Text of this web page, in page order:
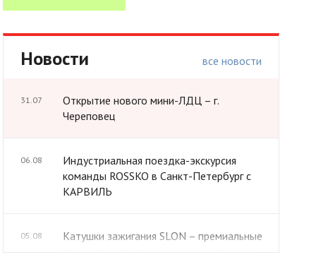
Новости все новости
31.07
Открытие нового мини-ЛДЦ – г.
Череповец
06.08
Индустриальная поездка-экскурсия
команды ROSSKO в Санкт-Петербург c
КАРВИЛЬ
05.08
Катушки зажигания SLON – премиальные